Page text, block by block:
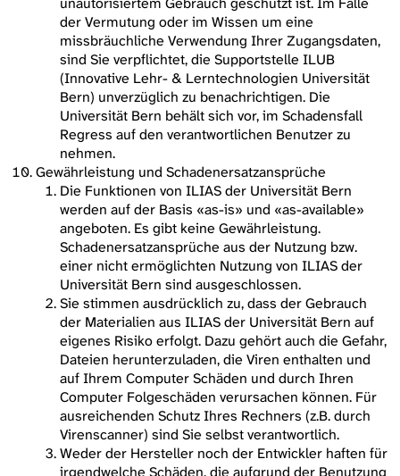
der Vermutung oder im Wissen um eine
missbräuchliche Verwendung Ihrer Zugangsdaten,
sind Sie verpflichtet, die Supportstelle ILUB
(Innovative Lehr- & Lerntechnologien Universität
Bern) unverzüglich zu benachrichtigen. Die
Universität Bern behält sich vor, im Schadensfall
Regress auf den verantwortlichen Benutzer zu
nehmen.
Gewährleistung und Schadenersatzansprüche
Die Funktionen von ILIAS der Universität Bern
werden auf der Basis «as-is» und «as-available»
angeboten. Es gibt keine Gewährleistung.
Schadenersatzansprüche aus der Nutzung bzw.
einer nicht ermöglichten Nutzung von ILIAS der
Universität Bern sind ausgeschlossen.
Sie stimmen ausdrücklich zu, dass der Gebrauch
der Materialien aus ILIAS der Universität Bern auf
eigenes Risiko erfolgt. Dazu gehört auch die Gefahr,
Dateien herunterzuladen, die Viren enthalten und
auf Ihrem Computer Schäden und durch Ihren
Computer Folgeschäden verursachen können. Für
ausreichenden Schutz Ihres Rechners (z.B. durch
Virenscanner) sind Sie selbst verantwortlich.
Weder der Hersteller noch der Entwickler haften für
irgendwelche Schäden, die aufgrund der Benutzung